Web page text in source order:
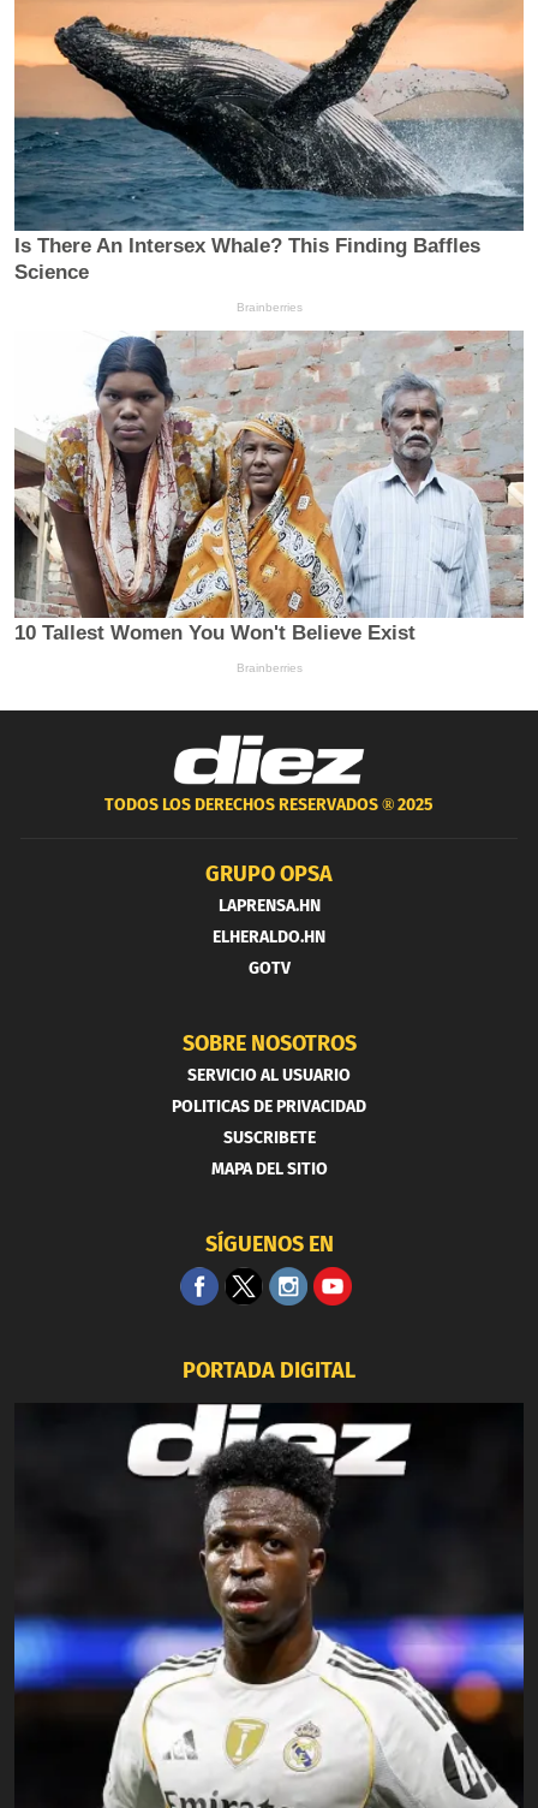
TODOS LOS DERECHOS RESERVADOS ®2025
GRUPO OPSA
LAPRENSA.HN
ELHERALDO.HN
GOTV
SOBRE NOSOTROS
SERVICIO AL USUARIO
POLITICAS DE PRIVACIDAD
SUSCRIBETE
MAPA DEL SITIO
SÍGUENOS EN
PORTADA DIGITAL